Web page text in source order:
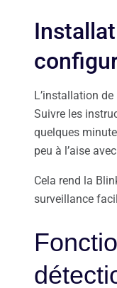
L’installation
Suivre les
quelques
peu à l’aise
Cela rend la
surveillance